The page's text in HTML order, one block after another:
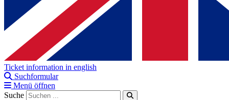
Ticket information in english
Suchformular
Menü öffnen
Suche